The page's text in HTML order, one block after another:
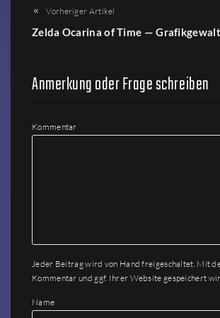
Vorheriger Artikel
Zelda Ocarina of Time —
Anmerkung oder Frage schreiben
Kommentar
Jeder Beitrag wird von Hand freigeschaltet. Mit
Kommentar und ggf. Ihrer Website gespeichert
Name